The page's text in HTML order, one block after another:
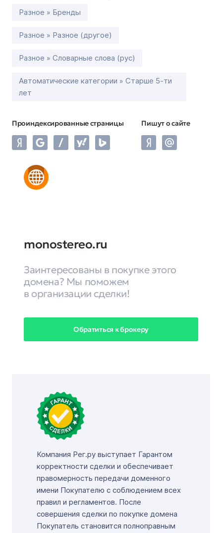
Разное » Бренды
Разное » Разное (другое)
Разное » Словарные слова (рус)
Автоматические категории » Старше 5-ти
лет
Проиндексированные страницы Пишут о сайте
monostereo.ru
Заинтересованы в покупке этого
домена? Мы поможем
в организации сделки!
Обратиться к брокеру
Компания Рег.ру выступает Гарантом
корректности сделки и обеспечивает
правомерность передачи доменного
имени Покупателю с соблюдением всех
правил и регламентов. После
совершения сделки по покупке домена
Покупатель становится полноправным